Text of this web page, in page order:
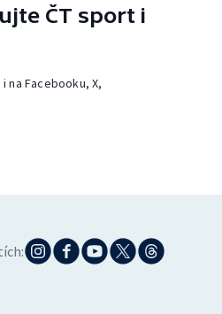
ČT sport i
na Facebooku, X,